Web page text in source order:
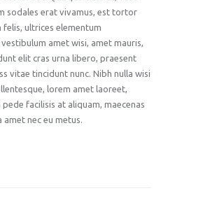
sodales erat vivamus, est tortor
ultrices elementum
vestibulum amet wisi, amet mauris,
elit cras urna libero, praesent
vitae tincidunt nunc. Nibh nulla wisi
lorem amet laoreet,
facilisis at aliquam, maecenas
amet nec eu metus.